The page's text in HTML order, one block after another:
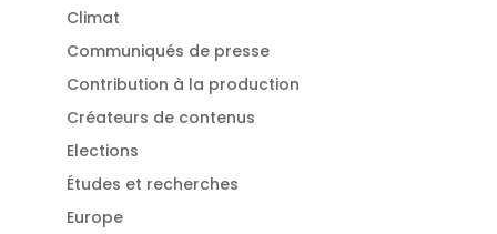
Climat
Communiqués de presse
Contribution à la production
Créateurs de contenus
Elections
Études et recherches
Europe